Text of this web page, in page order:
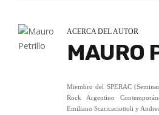
ACERCA DEL AUTOR
MAURO
Miembro del SPERAC
Rock Argentino
Emiliano Scaricaciottoli y